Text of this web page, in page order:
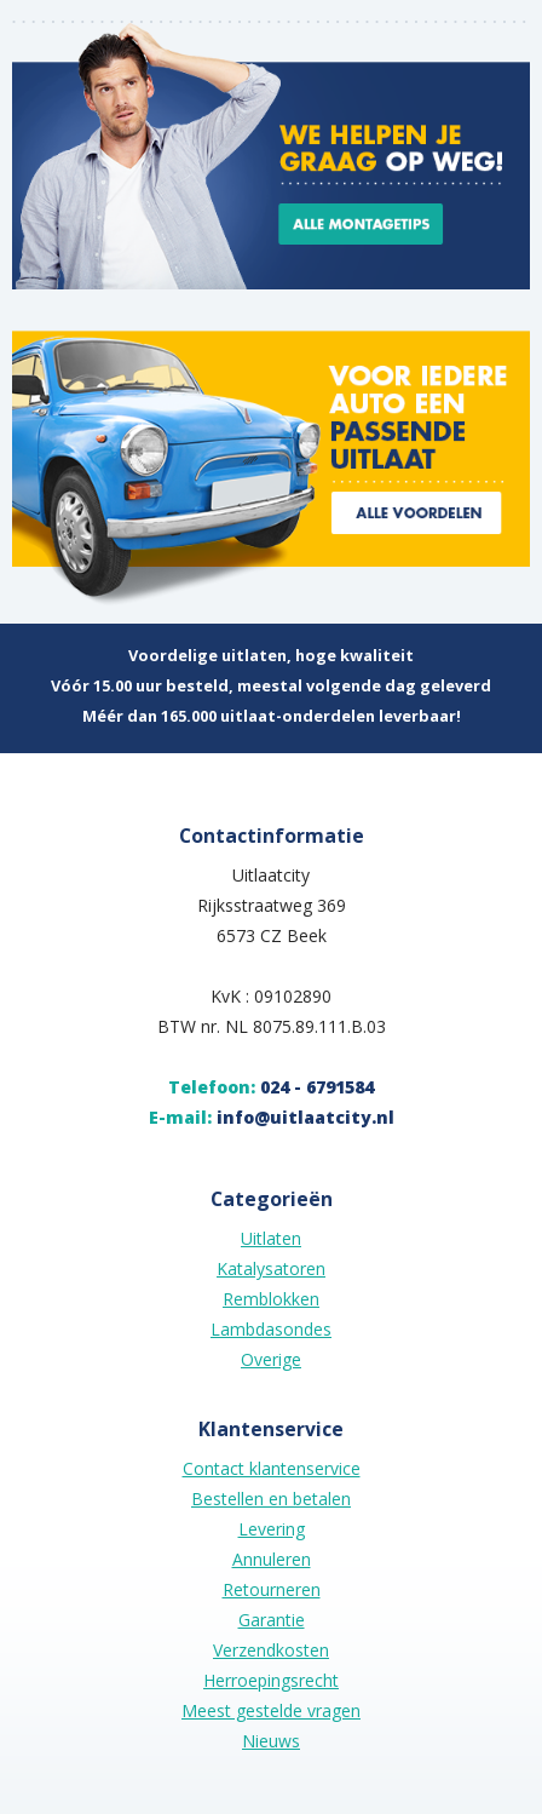
Voordelige uitlaten, hoge kwaliteit
Vóór 15.00 uur besteld, meestal volgende dag geleverd
Méér dan 165.000 uitlaat-onderdelen leverbaar!
Contactinformatie
Uitlaatcity
Rijksstraatweg 369
6573 CZ Beek
KvK : 09102890
BTW nr. NL 8075.89.111.B.03
Telefoon: 024 - 6791584
E-mail: info@uitlaatcity.nl
Categorieën
Uitlaten
Katalysatoren
Remblokken
Lambdasondes
Overige
Klantenservice
Contact klantenservice
Bestellen en betalen
Levering
Annuleren
Retourneren
Garantie
Verzendkosten
Herroepingsrecht
Meest gestelde vragen
Nieuws